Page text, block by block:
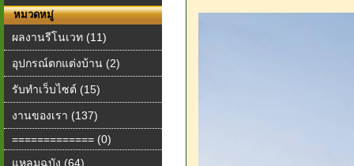
หมวดหมู่
ผลงานรีโนเวท (11)
อุปกรณ์ตกแต่งบ้าน (2)
รับทำเว็บไซต์ (15)
งานของเรา (137)
============= (0)
แหลมฉบัง (64)